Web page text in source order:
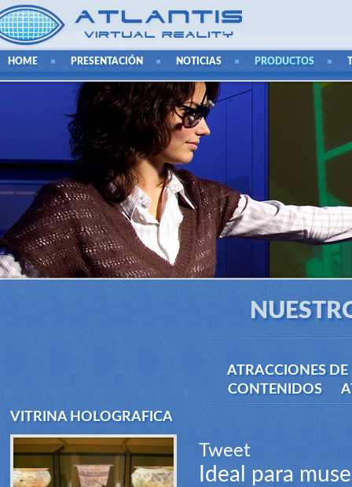
HOME PRESENTACIÓN NOTICIAS PRODUCTOS
ATRACCIONES DE
CONTENIDOS
VITRINA HOLOGRAFICA
Tweet
Ideal para